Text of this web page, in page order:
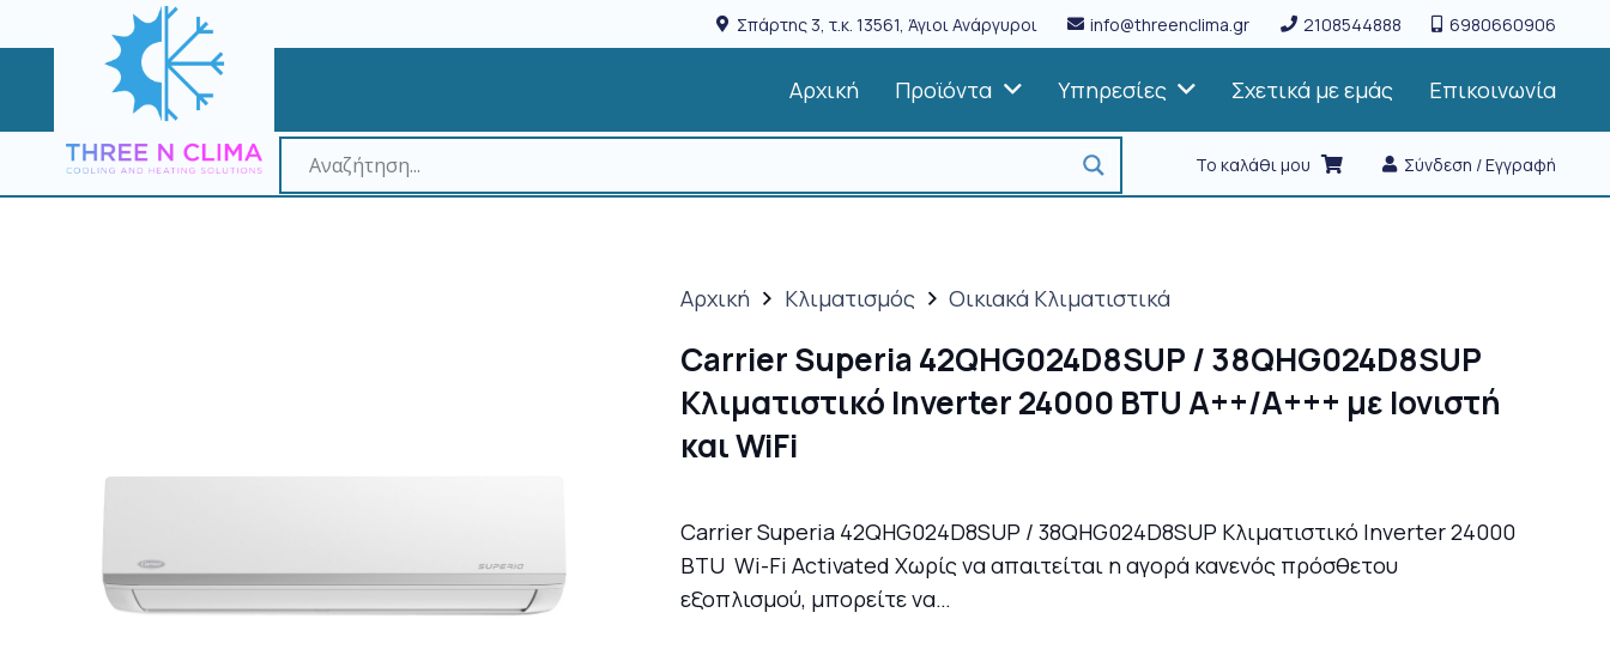
Σπάρτης 3, τ.κ. 13561, Άγιοι Ανάργυροι info@threenclima.gr 2108544888 6980660906
Αρχική Προϊόντα Υπηρεσίες Σχετικά με εμάς Επικοινωνία
Το καλάθι μου Σύνδεση / Εγγραφή
Αρχική Κλιματισμός Οικιακά Κλιματιστικά
Carrier Superia 42QHG024D8SUP / 38QHG024D8SUP
Κλιματιστικό Inverter 24000 BTU A++/A+++ με Ιονιστή
και WiFi
Carrier Superia 42QHG024D8SUP / 38QHG024D8SUP Κλιματιστικό Inverter 24000
BTU Wi-Fi Activated Χωρίς να απαιτείται η αγορά κανενός πρόσθετου
εξοπλισμού, μπορείτε να…